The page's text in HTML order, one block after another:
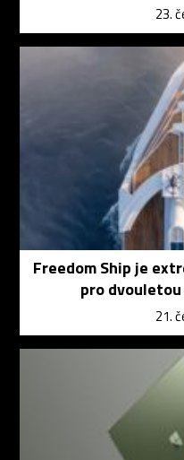
23.
Freedom Ship je
pro
21.